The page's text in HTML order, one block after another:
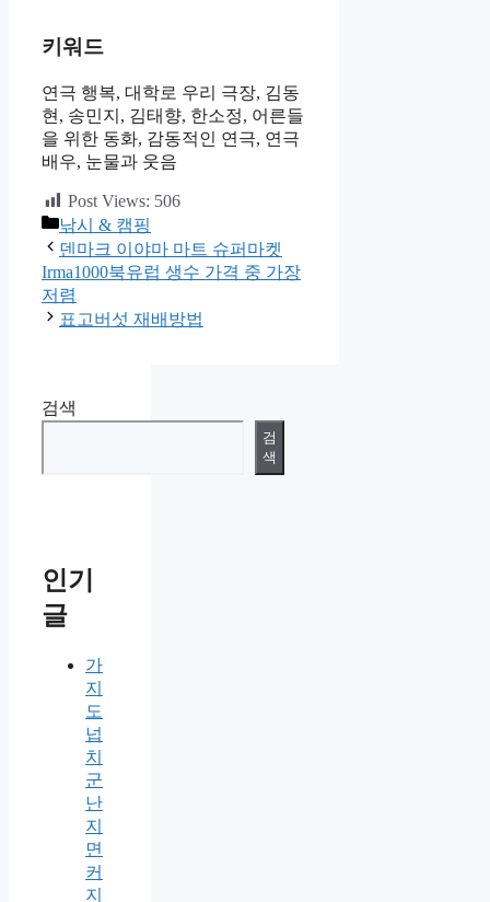
키워드
연극 행복, 대학로 우리 극장, 김동
현, 송민지, 김태향, 한소정, 어른들
을 위한 동화, 감동적인 연극, 연극
배우, 눈물과 웃음
Post Views: 506
카
테
고
리
낚시 & 캠핑
덴마크 이야마 마트 슈퍼마켓
Irma1000북유럽 생수 가격 중 가장
저렴
표고버섯 재배방법
검색
검
색
인기
글
가
지
도
넙
치
군
난
지
면
커
지